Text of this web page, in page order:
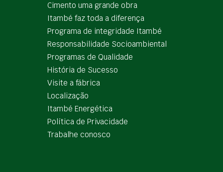
Cimento uma grande obra
Itambé faz toda a diferença
Programa de integridade Itambé
Responsabilidade Socioambiental
Programas de Qualidade
História de Sucesso
Visite a fábrica
Localização
Itambé Energética
Política de Privacidade
Trabalhe conosco